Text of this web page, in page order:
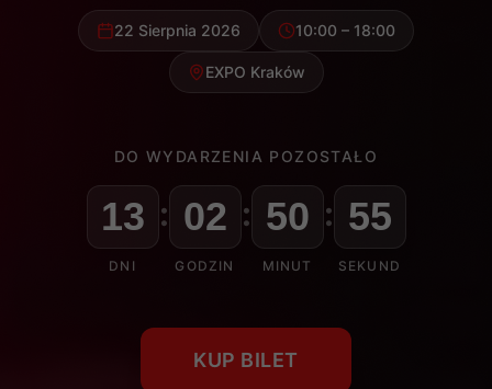
22 Sierpnia 2026 10:00 – 18:00
EXPO Kraków
DO WYDARZENIA POZOSTAŁO
13
DNI
: 02
GODZIN
: 50
MINUT
: 51
SEKUND
KUP BILET